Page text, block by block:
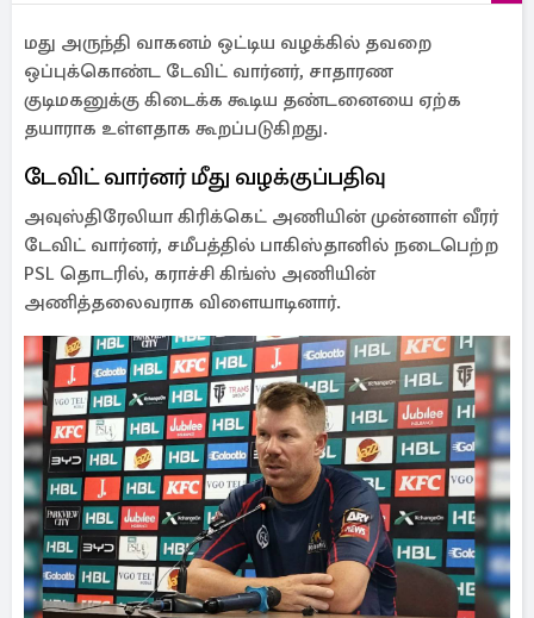
மது அருந்தி வாகனம் ஒட்டிய வழக்கில் தவறை
ஒப்புக்கொண்ட டேவிட் வார்னர், சாதாரண
குடிமகனுக்கு கிடைக்க கூடிய தண்டனையை ஏற்க
தயாராக உள்ளதாக கூறப்படுகிறது.
டேவிட் வார்னர் மீது வழக்குப்பதிவு
அவுஸ்திரேலியா கிரிக்கெட் அணியின் முன்னாள் வீரர்
டேவிட் வார்னர், சமீபத்தில் பாகிஸ்தானில் நடைபெற்ற
PSL தொடரில், கராச்சி கிங்ஸ் அணியின்
அணித்தலைவராக விளையாடினார்.